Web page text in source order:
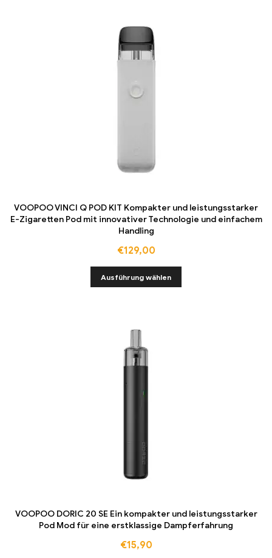
VOOPOO VINCI Q POD KIT Kompakter und leistungsstarker
E-Zigaretten Pod mit innovativer Technologie und einfachem
Handling
€129,00
Ausführung wählen
VOOPOO DORIC 20 SE Ein kompakter und leistungsstarker
Pod Mod für eine erstklassige Dampferfahrung
€15,90